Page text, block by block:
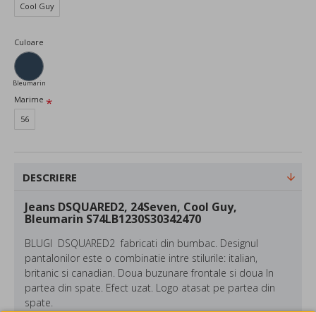
Cool Guy
Culoare
Bleumarin
Marime
56
DESCRIERE
Jeans DSQUARED2, 24Seven, Cool Guy,
Bleumarin S74LB1230S30342470
BLUGI DSQUARED2 fabricati din bumbac. Designul
pantalonilor este o combinatie intre stilurile: italian,
britanic si canadian. Doua buzunare frontale si doua In
partea din spate. Efect uzat. Logo atasat pe partea din
spate.